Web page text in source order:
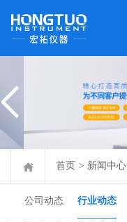
首页 > 新闻中心
公司动态 行业动态